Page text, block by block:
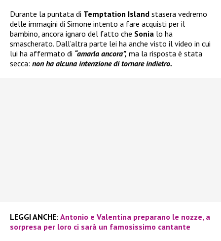
Durante la puntata di Temptation Island stasera vedremo
delle immagini di Simone intento a fare acquisti per il
bambino, ancora ignaro del fatto che Sonia lo ha
smascherato. Dall’altra parte lei ha anche visto il video in cui
lui ha affermato di “amarla ancora”, ma la risposta è stata
secca: non ha alcuna intenzione di tornare indietro.
LEGGI ANCHE: Antonio e Valentina preparano le nozze, a
sorpresa per loro ci sarà un famosissimo cantante